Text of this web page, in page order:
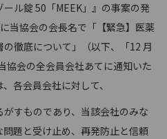
ル錠 50「MEEK」』の事案の発
当協会の会長名で「【緊急】医薬
徹底について」（以下、「12 月
協会の全会員会社あてに通知いた
各会員会社に対して、
すものであり、当該会社のみな
題と受け止め、再発防止と信頼